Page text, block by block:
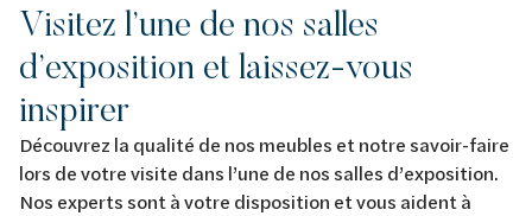
Visitez l’une de nos salles
d’exposition et laissez-vous
inspirer
Découvrez la qualité de nos meubles et notre savoir-faire
lors de votre visite dans l’une de nos salles d’exposition.
Nos experts sont à votre disposition et vous aident à